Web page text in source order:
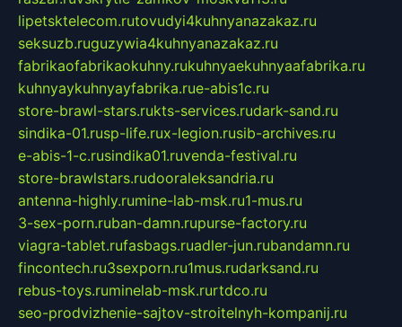
lipetsktelecom.rutovudyi4kuhnyanazakaz.ru
seksuzb.ruguzywia4kuhnyanazakaz.ru
fabrikaofabrikaokuhny.rukuhnyaekuhnyaafabrika.ru
kuhnyaykuhnyayfabrika.rue-abis1c.ru
store-brawl-stars.rukts-services.rudark-sand.ru
sindika-01.rusp-life.rux-legion.rusib-archives.ru
e-abis-1-c.rusindika01.ruvenda-festival.ru
store-brawlstars.rudooraleksandria.ru
antenna-highly.rumine-lab-msk.ru1-mus.ru
3-sex-porn.ruban-damn.rupurse-factory.ru
viagra-tablet.rufasbags.ruadler-jun.rubandamn.ru
fincontech.ru3sexporn.ru1mus.rudarksand.ru
rebus-toys.ruminelab-msk.rurtdco.ru
seo-prodvizhenie-sajtov-stroitelnyh-kompanij.ru